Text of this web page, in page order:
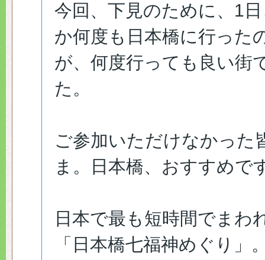
今回、下見のために、1
か何度も日本橋に行った
が、何度行っても良い街
た。
ご参加いただけなかった
ま。日本橋、おすすめで
日本で最も短時間でまわ
「日本橋七福神めぐり」